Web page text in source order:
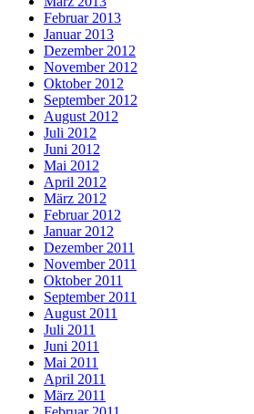
Februar 2013
Januar 2013
Dezember 2012
November 2012
Oktober 2012
September 2012
August 2012
Juli 2012
Juni 2012
Mai 2012
April 2012
März 2012
Februar 2012
Januar 2012
Dezember 2011
November 2011
Oktober 2011
September 2011
August 2011
Juli 2011
Juni 2011
Mai 2011
April 2011
März 2011